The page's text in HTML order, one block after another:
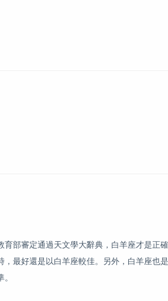
審定通過天文學大辭典，白羊座才是正
最好還是以白羊座較佳。另外，白羊座也